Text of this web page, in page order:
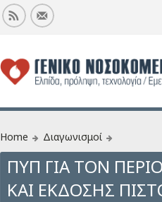
Home Διαγωνισμοί
ΠΥΠ ΓΙΑ ΤΟΝ
ΚΑΙ ΕΚΔΟΣΗΣ